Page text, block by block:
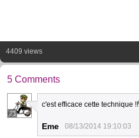
4409 views
5 Comments
23
c'est efficace cette technique !!
Eme 08/13/2014 19:10:03